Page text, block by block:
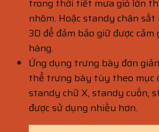
trong thời tiết mưa gió lớn
nhôm. Hoặc standy chân
3D để đảm bảo giữ được
hàng.
Ứng dụng trưng bày đơn
thể trưng bày tùy theo mục
standy chữ X, standy cuốn,
được sử dụng nhiều hơn.